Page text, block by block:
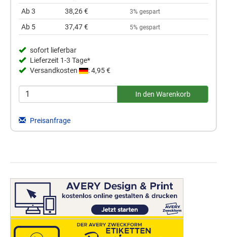
Ab 3
38,26 € 3% gespart
Ab 5 37,47 € 5% gespart
sofort lieferbar
Lieferzeit 1-3 Tage*
Versandkosten
: 4,95 €
Preisanfrage